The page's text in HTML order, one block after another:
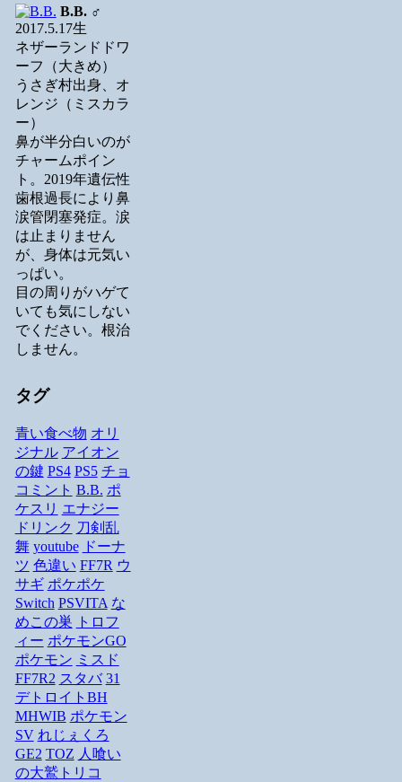
B.B.♂
2017.5.17生
ネザーランドドワ
ーフ（大きめ）
うさぎ村出身、オ
レンジ（ミスカラ
ー）
鼻が半分白いのが
チャームポイン
ト。2019年遺伝性
歯根過長により鼻
涙管閉塞発症。涙
は止まりません
が、身体は元気い
っぱい。
目の周りがハゲて
いても気にしない
でください。根治
しません。
タグ
青い食べ物 オリ
ジナル アイオン
の鍵 PS4 PS5 チョ
コミント B.B. ポ
ケスリ エナジー
ドリンク 刀剣乱
舞 youtube ドーナ
ツ 色違い FF7R ウ
サギ ポケポケ
Switch PSVITA な
めこの巣
トロフ
ィー ポケモンGO
ポケモン ミスド
FF7R2 スタバ 31
デトロイトBH
MHWIB ポケモン
SV れじぇくろ
GE2 TOZ 人喰い
の大鷲トリコ